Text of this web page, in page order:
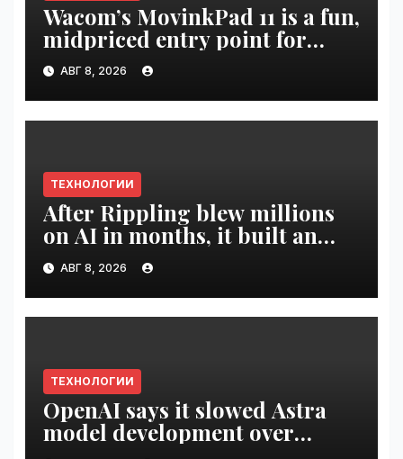
Wacom’s MovinkPad 11 is a fun,
midpriced entry point for
digital artists | VseTime.ru
АВГ 8, 2026
ТЕХНОЛОГИИ
After Rippling blew millions
on AI in months, it built an
employee ROI tool |
VseTime.ru
АВГ 8, 2026
ТЕХНОЛОГИИ
OpenAI says it slowed Astra
model development over